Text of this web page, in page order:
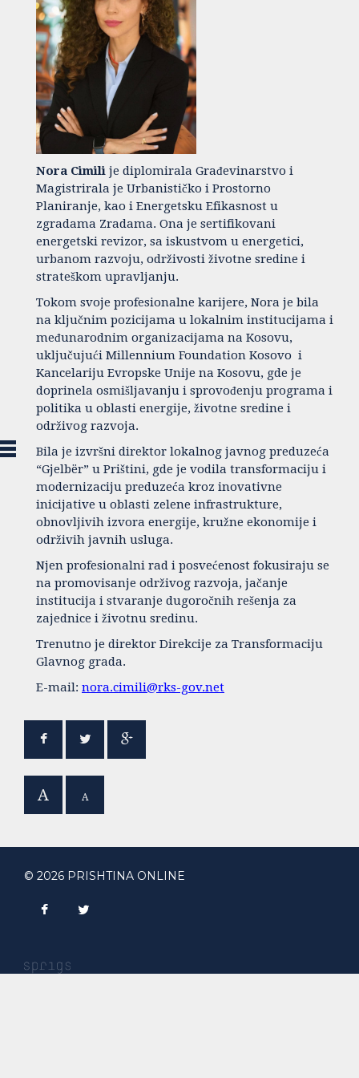
Nora Cimili je diplomirala Građevinarstvo i
Magistrirala je Urbanističko i Prostorno
Planiranje, kao i Energetsku Efikasnost u
zgradama Zradama. Ona je sertifikovani
energetski revizor, sa iskustvom u energetici,
urbanom razvoju, održivosti životne sredine i
strateškom upravljanju.
Tokom svoje profesionalne karijere, Nora je bila
na ključnim pozicijama u lokalnim institucijama i
međunarodnim organizacijama na Kosovu,
uključujući Millennium Foundation Kosovo i
Kancelariju Evropske Unije na Kosovu, gde je
doprinela osmišljavanju i sprovođenju programa i
politika u oblasti energije, životne sredine i
održivog razvoja.
Bila je izvršni direktor lokalnog javnog preduzeća
“Gjelbër” u Prištini, gde je vodila transformaciju i
modernizaciju preduzeća kroz inovativne
inicijative u oblasti zelene infrastrukture,
obnovljivih izvora energije, kružne ekonomije i
održivih javnih usluga.
Njen profesionalni rad i posvećenost fokusiraju se
na promovisanje održivog razvoja, jačanje
institucija i stvaranje dugoročnih rešenja za
zajednice i životnu sredinu.
Trenutno je direktor Direkcije za Transformaciju
Glavnog grada.
E-mail: nora.cimili@rks-gov.net
A A
© 2026 PRISHTINA ONLINE